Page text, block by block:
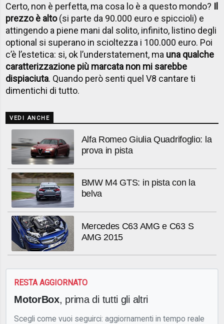
Certo, non è perfetta, ma cosa lo è a questo mondo? Il
prezzo è alto(si parte da 90.000 euro e spiccioli) e
attingendo a piene mani dal solito, infinito, listino degli
optional si superano in scioltezza i 100.000 euro. Poi
c’è l’estetica: si, ok l’understatement, ma una qualche
caratterizzazione più marcata non mi sarebbe
dispiaciuta. Quando però senti quel V8 cantare ti
dimentichi di tutto.
VEDI ANCHE
Alfa Romeo Giulia Quadrifoglio: la
prova in pista
BMW M4 GTS: in pista con la
belva
Mercedes C63 AMG e C63 S
AMG 2015
RESTA AGGIORNATO
MotorBox, prima di tutti gli altri
Scegli come vuoi seguirci: aggiornamenti in tempo reale